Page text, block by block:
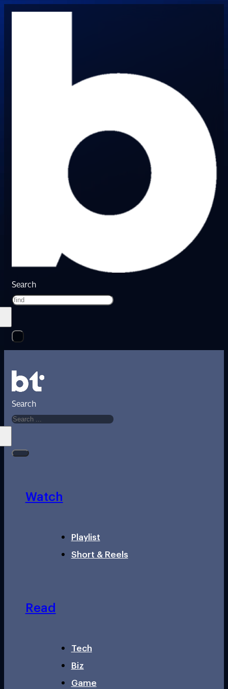
Search
Search
Watch
Playlist
Short & Reels
Read
Tech
Biz
Game